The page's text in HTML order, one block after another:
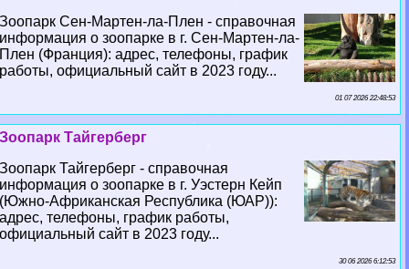
Зоопарк Сен-Мартен-ла-Плен - справочная
информация о зоопарке в г. Сен-Мартен-ла-
Плен (Франция): адрес, телефоны, график
работы, официальный сайт в 2023 году...
01 07 2026 22:48:53
Зоопарк Тайгерберг
Зоопарк Тайгерберг - справочная
информация о зоопарке в г. Уэстерн Кейп
(Южно-Африканская Республика (ЮАР)):
адрес, телефоны, график работы,
официальный сайт в 2023 году...
30 06 2026 6:12:53